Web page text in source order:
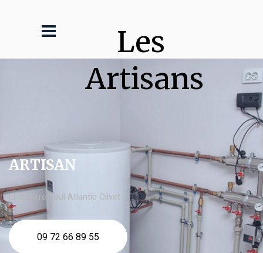
Les
Artisans
ARTISAN
chaudière fioul Atlantic Olivet
09 72 66 89 55